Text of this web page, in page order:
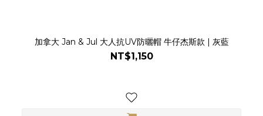
加拿大 Jan & Jul 大人抗UV防曬帽 牛仔杰斯款 | 灰藍
NT$1,150